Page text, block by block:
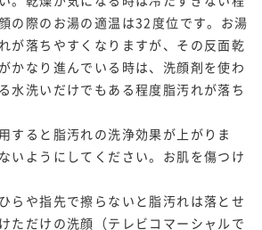
の際のお湯の適温は32度位です。お湯
が落ちやすくなりますが、その反面乾
かなり進んでいる時は、洗顔剤を使わ
水洗いだけでもある程度脂汚れが落ち
すると脂汚れの洗浄効果が上がりま
いようにしてください。お肌を傷つけ
らや指先で擦らないと脂汚れは落とせ
ただけの洗顔（テレビコマーシャルで